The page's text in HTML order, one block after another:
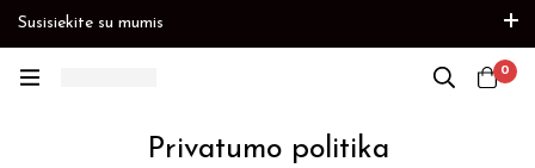
Susisiekite su mumis
0
Privatumo politika